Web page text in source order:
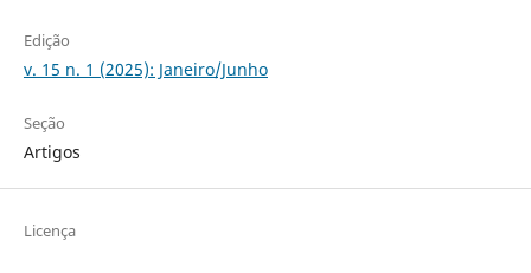
Edição
v. 15 n. 1 (2025): Janeiro/Junho
Seção
Artigos
Licença